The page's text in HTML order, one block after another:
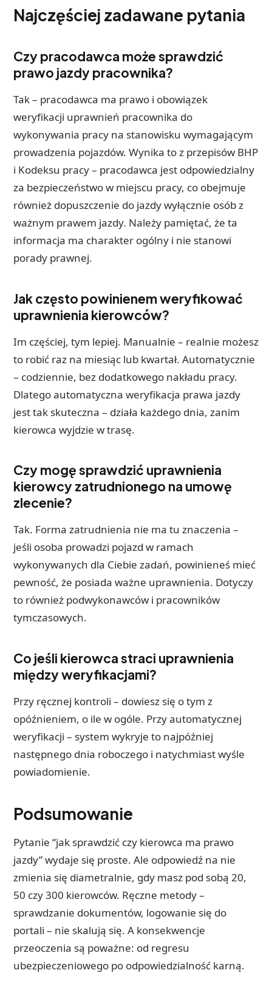
Najczęściej zadawane pytania
Czy pracodawca może sprawdzić
prawo jazdy pracownika?
Tak – pracodawca ma prawo i obowiązek
weryfikacji uprawnień pracownika do
wykonywania pracy na stanowisku wymagającym
prowadzenia pojazdów. Wynika to z przepisów BHP
i Kodeksu pracy – pracodawca jest odpowiedzialny
za bezpieczeństwo w miejscu pracy, co obejmuje
również dopuszczenie do jazdy wyłącznie osób z
ważnym prawem jazdy. Należy pamiętać, że ta
informacja ma charakter ogólny i nie stanowi
porady prawnej.
Jak często powinienem weryfikować
uprawnienia kierowców?
Im częściej, tym lepiej. Manualnie – realnie możesz
to robić raz na miesiąc lub kwartał. Automatycznie
– codziennie, bez dodatkowego nakładu pracy.
Dlatego automatyczna weryfikacja prawa jazdy
jest tak skuteczna – działa każdego dnia, zanim
kierowca wyjdzie w trasę.
Czy mogę sprawdzić uprawnienia
kierowcy zatrudnionego na umowę
zlecenie?
Tak. Forma zatrudnienia nie ma tu znaczenia –
jeśli osoba prowadzi pojazd w ramach
wykonywanych dla Ciebie zadań, powinieneś mieć
pewność, że posiada ważne uprawnienia. Dotyczy
to również podwykonawców i pracowników
tymczasowych.
Co jeśli kierowca straci uprawnienia
między weryfikacjami?
Przy ręcznej kontroli – dowiesz się o tym z
opóźnieniem, o ile w ogóle. Przy automatycznej
weryfikacji – system wykryje to najpóźniej
następnego dnia roboczego i natychmiast wyśle
powiadomienie.
Podsumowanie
Pytanie “jak sprawdzić czy kierowca ma prawo
jazdy” wydaje się proste. Ale odpowiedź na nie
zmienia się diametralnie, gdy masz pod sobą 20,
50 czy 300 kierowców. Ręczne metody –
sprawdzanie dokumentów, logowanie się do
portali – nie skalują się. A konsekwencje
przeoczenia są poważne: od regresu
ubezpieczeniowego po odpowiedzialność karną.